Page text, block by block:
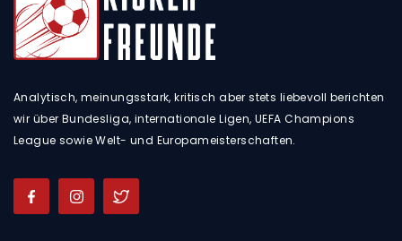
Analytisch, meinungsstark, kritisch aber stets liebevoll berichten
wir über Bundesliga, internationale Ligen, UEFA Champions
League sowie Welt- und Europameisterschaften.